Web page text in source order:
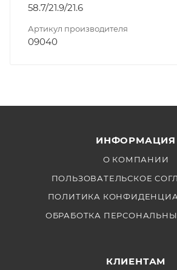
58.7/21.9/21.6
Артикул производителя
09040
ИНФОРМАЦИЯ
О КОМПАНИИ
ПОЛЬЗОВАТЕЛЬСКОЕ
ПОЛИТИКА
ОБРАБОТКА
КЛИЕНТАМ